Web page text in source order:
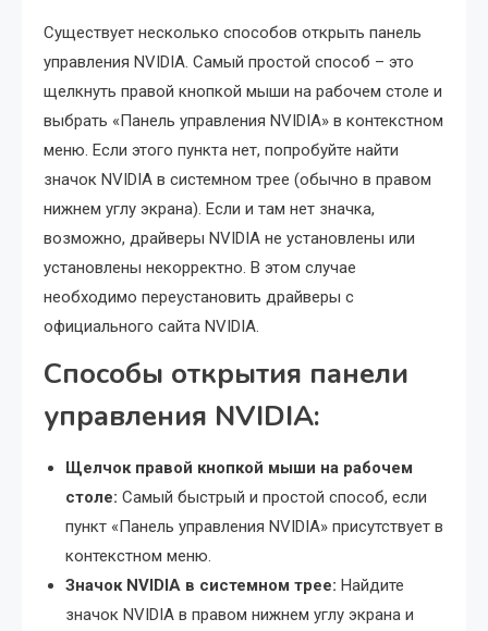
Существует несколько способов открыть панель
управления NVIDIA. Самый простой способ – это
щелкнуть правой кнопкой мыши на рабочем столе и
выбрать «Панель управления NVIDIA» в контекстном
меню. Если этого пункта нет, попробуйте найти
значок NVIDIA в системном трее (обычно в правом
нижнем углу экрана). Если и там нет значка,
возможно, драйверы NVIDIA не установлены или
установлены некорректно. В этом случае
необходимо переустановить драйверы с
официального сайта NVIDIA.
Способы открытия панели
управления NVIDIA:
Щелчок правой кнопкой мыши на рабочем
столе: Самый быстрый и простой способ, если
пункт «Панель управления NVIDIA» присутствует в
контекстном меню.
Значок NVIDIA в системном трее: Найдите
значок NVIDIA в правом нижнем углу экрана и